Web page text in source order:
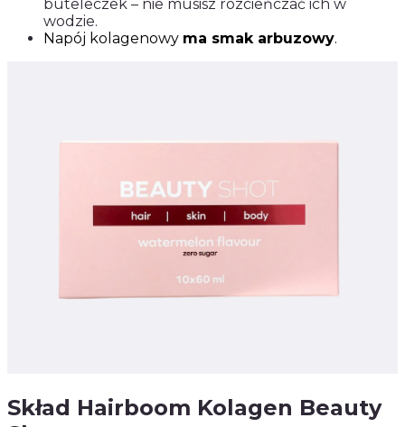
buteleczek – nie musisz rozcieńczać ich w
wodzie.
Napój kolagenowy ma smak arbuzowy.
Skład Hairboom Kolagen Beauty